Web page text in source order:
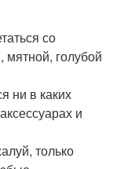
со
голубой
ни в каких
и
только